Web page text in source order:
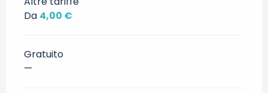
Da 4,00 €
Gratuito
—